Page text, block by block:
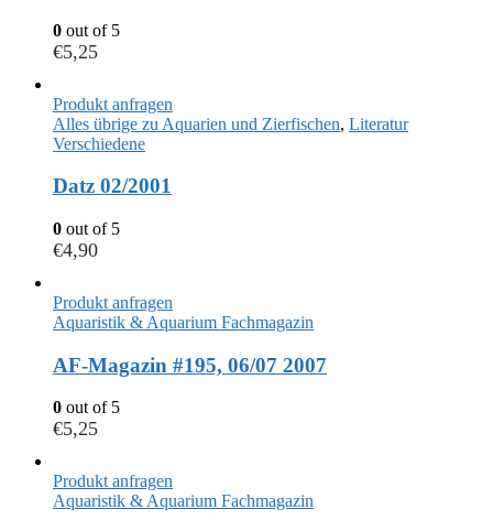
0 out of 5
€5,25
Produkt anfragen
Alles übrige zu Aquarien und Zierfischen, Literatur
Verschiedene
Datz 02/2001
0 out of 5
€4,90
Produkt anfragen
Aquaristik & Aquarium Fachmagazin
AF-Magazin #195, 06/07 2007
0 out of 5
€5,25
Produkt anfragen
Aquaristik & Aquarium Fachmagazin